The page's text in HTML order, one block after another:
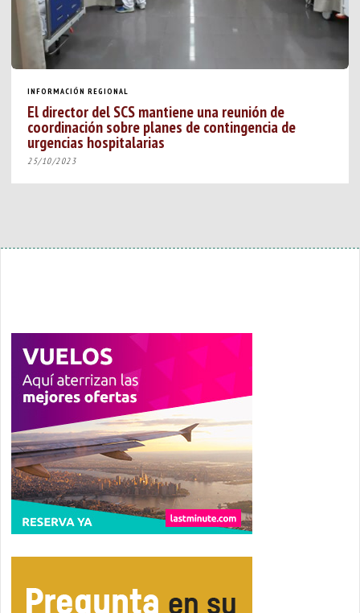
INFORMACIÓN REGIONAL
El director del SCS mantiene una reunión de
coordinación sobre planes de contingencia de
urgencias hospitalarias
25/10/2023